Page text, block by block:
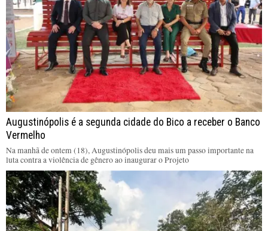
Augustinópolis é a segunda cidade do Bico a receber o Banco
Vermelho
Na manhã de ontem (18), Augustinópolis deu mais um passo importante na
luta contra a violência de gênero ao inaugurar o Projeto